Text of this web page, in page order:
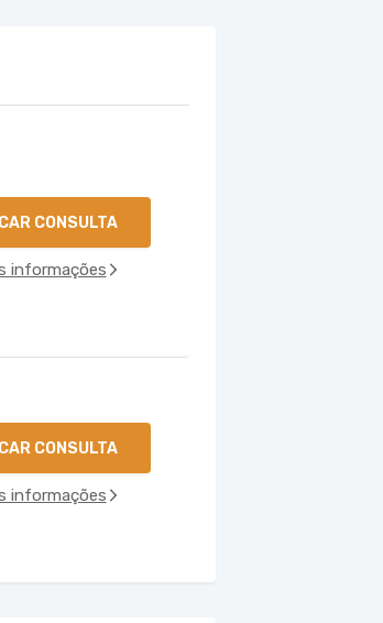
CONSULTA
informações
CONSULTA
informações